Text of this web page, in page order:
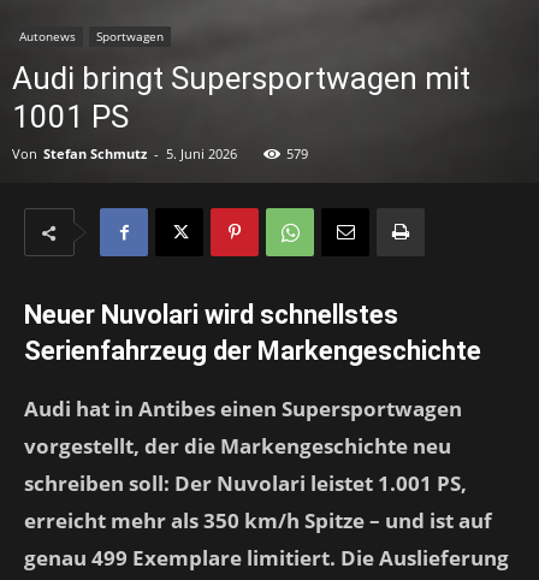
Autonews Sportwagen
Audi bringt Supersportwagen mit
1001 PS
Von Stefan Schmutz - 5. Juni 2026 579
Neuer Nuvolari wird schnellstes
Serienfahrzeug der Markengeschichte
Audi hat in Antibes einen Supersportwagen
vorgestellt, der die Markengeschichte neu
schreiben soll: Der Nuvolari leistet 1.001 PS,
erreicht mehr als 350 km/h Spitze – und ist auf
genau 499 Exemplare limitiert. Die Auslieferung